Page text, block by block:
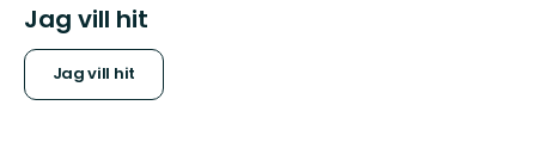
Jag vill hit
Jag vill hit